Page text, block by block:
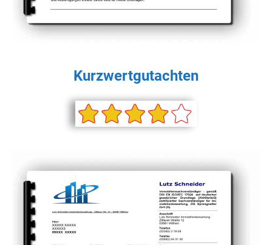
Kurzwertgutachten